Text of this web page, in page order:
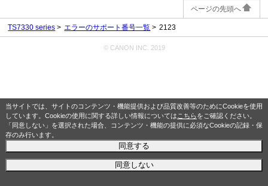
当サイトでは、サイトのコンテンツ・機能提供および品質改善等のためにCookieを使用
しています。Cookieの使用に関する詳しい情報については こちらをご確認ください。
「同意しない」を選択された場合、コンテンツ・機能の提供に必須なCookieの記録・保
存のみ行います。
同意する
同意しない
ページの先頭へ
TS7330 series エラーのサポート番号一覧 2123
© CANON INC. 2019